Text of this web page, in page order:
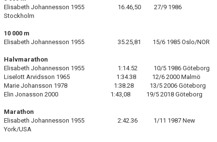
Elisabeth Johannesson 1955 16.46,50 27/9 1986
Stockholm
10 000 m
Elisabeth Johannesson 1955 35.25,81 15/6 1985 Oslo/NOR
Halvmarathon
Elisabeth Johannesson 1955 1:14.52 10/5 1986 Göteborg
Liselott Arvidsson 1965 1:34.38 12/6 2000 Malmö
Marie Johansson 1978 1:38.28 13/5 2006 Göteborg
Elin Jonasson 2000 1:43,08 19/5 2018 Göteborg
Marathon
Elisabeth Johannesson 1955 2:42.36 1/11 1987 New
York/USA